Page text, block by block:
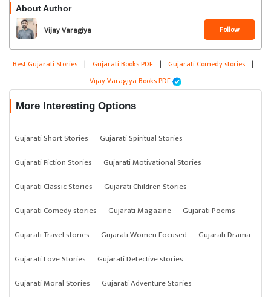
About Author
Vijay Varagiya Follow
Best Gujarati Stories | Gujarati Books PDF | Gujarati Comedy stories |
Vijay Varagiya Books PDF
More Interesting Options
Gujarati Short Stories
Gujarati Spiritual Stories
Gujarati Fiction Stories
Gujarati Motivational Stories
Gujarati Classic Stories
Gujarati Children Stories
Gujarati Comedy stories
Gujarati Magazine
Gujarati Poems
Gujarati Travel stories
Gujarati Women Focused
Gujarati Drama
Gujarati Love Stories
Gujarati Detective stories
Gujarati Moral Stories
Gujarati Adventure Stories